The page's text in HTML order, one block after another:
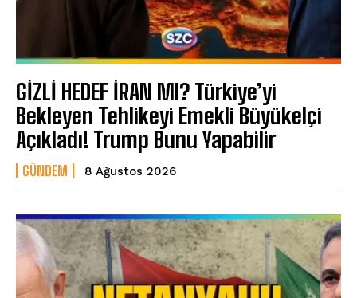
GİZLİ HEDEF İRAN MI? Türkiye’yi
Bekleyen Tehlikeyi Emekli Büyükelçi
Açıkladı! Trump Bunu Yapabilir
GÜNDEM 8 Ağustos 2026